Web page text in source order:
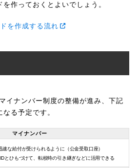
作っておくとよいでしょう。
を作成する流れ
イナンバー制度の整備が進み、下記
る予定です。
マイナンバー
な給付が受けられるように（公金受取口座）
とひもづけて、転校時の引き継ぎなどに活用できる